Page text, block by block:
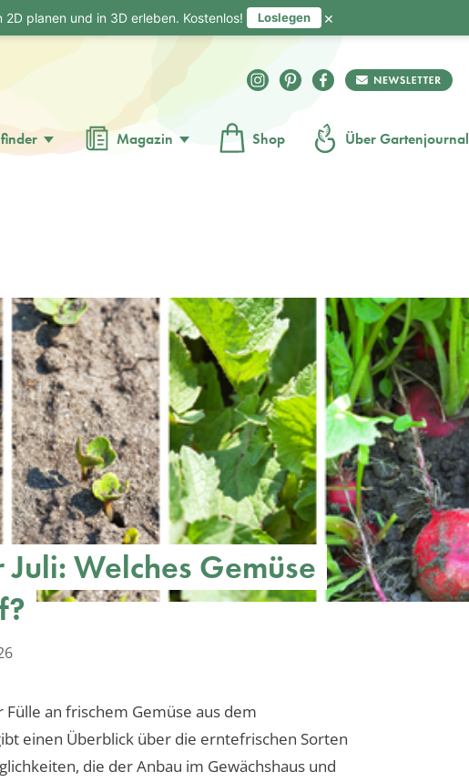
Magazin Shop Über Gartenjournal
Welches Gemüse
an frischem Gemüse aus dem
einen Überblick über die erntefrischen Sorten
die der Anbau im Gewächshaus und
planen und in 3D erleben. Kostenlos! Loslegen ×